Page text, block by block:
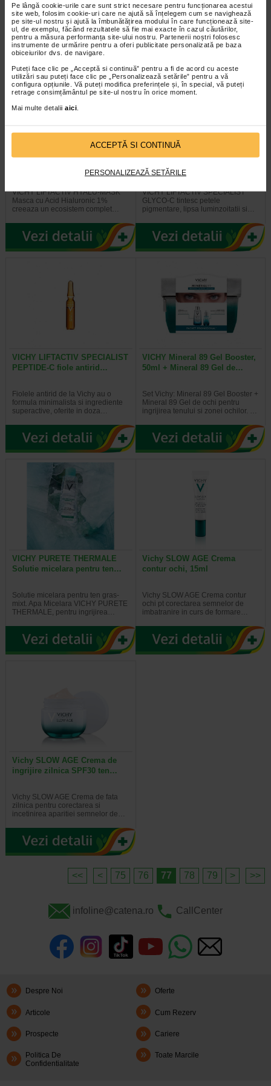
Pe lângă cookie-urile care sunt strict necesare pentru funcționarea acestui
site web, folosim cookie-uri care ne ajută să înțelegem cum se navighează
pe site-ul nostru și ajută la îmbunătățirea modului în care funcționează site-
ul, de exemplu, făcând rezultatele să fie mai exacte în cazul căutărilor,
pentru a măsura performanța site-ului nostru. Partenerii noștri folosesc
instrumente de urmărire pentru a oferi publicitate personalizată pe baza
obiceiurilor dvs. de navigare.
Puteți face clic pe „Acceptă si continuă” pentru a fi de acord cu aceste
utilizări sau puteți face clic pe „Personalizează setările” pentru a vă
configura opțiunile. Vă puteți modifica preferințele și, în special, vă puteți
retrage consimțământul pe site-ul nostru în orice moment.
Mai multe detalii aici
ACCEPTĂ SI CONTINUĂ
PERSONALIZEAZĂ SETĂRILE
ingrijirii tenului normal…
delicatete de pielea uscata…
VICHY LIFTACTIV HYALU-
VICHY LIFTACTIV HYALU-MASK
Masca cu Acid Hialuronic 1%
creeaza un ecosistem complet…
VICHY LIFTACTIV SPECIALIST
GLYCO-C fiole peeling 10*2 ml
VICHY LIFTACTIV SPECIALIST
GLYCO-C tintesc petele
pigmentare, lipsa luminzoitatii si…
VICHY LIFTACTIV SPECIALIST
PEPTIDE-C fiole antirid…
Fiolele antirid de la Vichy au o
formula minimalista si ingrediente
superactive, oferite in doza…
VICHY Mineral 89 Gel Booster,
50ml + Mineral 89 Gel de…
Set Vichy: Mineral 89 Gel Booster +
Mineral 89 Gel de ochi pentru
ingrijirea tenului si zonei ochilor. …
VICHY PURETE THERMALE
Solutie micelara pentru ten…
Solutie micelara pentru ten gras-
mixt. Apa Micelara VICHY PURETE
THERMALE, pentru ingrijirea…
Vichy SLOW AGE Crema
contur ochi, 15ml
Vichy SLOW AGE Crema contur
ochi pt corectarea semnelor de
imbatranire in curs de formare…
Vichy SLOW AGE Crema de
ingrijire zilnica SPF30 ten…
Vichy SLOW AGE Crema de fata
zilnica pentru corectarea si
incetinirea aparitiei semnelor de…
<< < 75 76 77 78 79 > >>
infoline@catena.ro CallCenter
Despre Noi Oferte
Articole Cum Rezerv
Prospecte Cariere
Politica De
Confidentialitate
Toate Marcile